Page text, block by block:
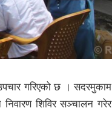
गरिएको छ । सदरमुकाम
निवारण शिविर सञ्चालन गरेर